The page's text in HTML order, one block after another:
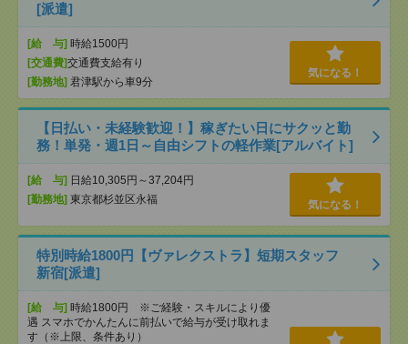
[派遣]
[給 与] 時給1500円
[交通費]交通費支給有り
[勤務地] 君津駅から車9分
気になる！
【日払い・未経験歓迎！】稼ぎたい日にサクッと勤
務！単発・週1日～自由シフトの軽作業[アルバイト]
[給 与] 日給10,305円～37,204円
[勤務地] 東京都杉並区永福 気になる！
特別時給1800円【ヴァレクストラ】短期スタッフ
新宿[派遣]
[給 与] 時給1800円 ※ご経験・スキルにより優
遇 スマホでかんたんに前払いで給与が受け取れま
す（※上限、条件あり）